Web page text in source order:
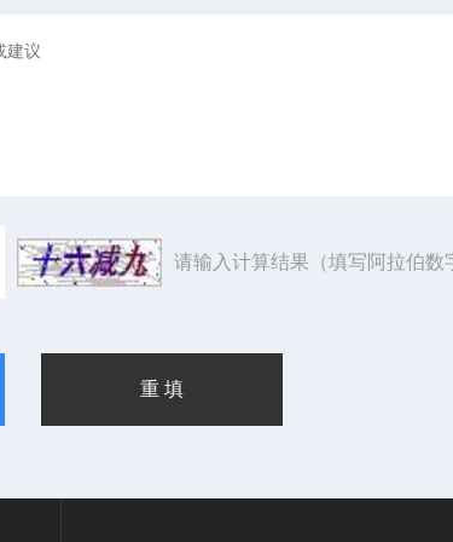
请输入计算结果（填写阿拉伯数